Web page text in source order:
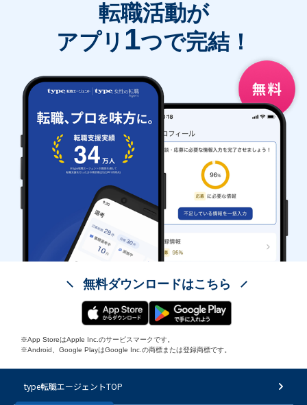
転職活動が
アプリ 1つで完結！
無料ダウンロードはこちら
※App StoreはApple Inc.のサービスマークです。
※Android、Google PlayはGoogle Inc.の商標または登録商標です。
type転職エージェントTOP